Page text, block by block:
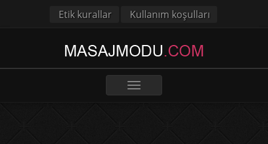
Etik kurallar Kullanım koşulları
Toggle